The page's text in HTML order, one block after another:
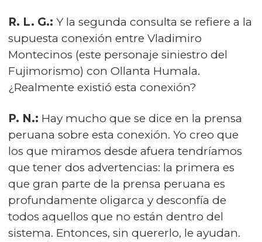
R. L. G.: Y la segunda consulta se refiere a la
supuesta conexión entre Vladimiro
Montecinos (este personaje siniestro del
Fujimorismo) con Ollanta Humala.
¿Realmente existió esta conexión?
P. N.: Hay mucho que se dice en la prensa
peruana sobre esta conexión. Yo creo que
los que miramos desde afuera tendríamos
que tener dos advertencias: la primera es
que gran parte de la prensa peruana es
profundamente oligarca y desconfía de
todos aquellos que no están dentro del
sistema. Entonces, sin quererlo, le ayudan.